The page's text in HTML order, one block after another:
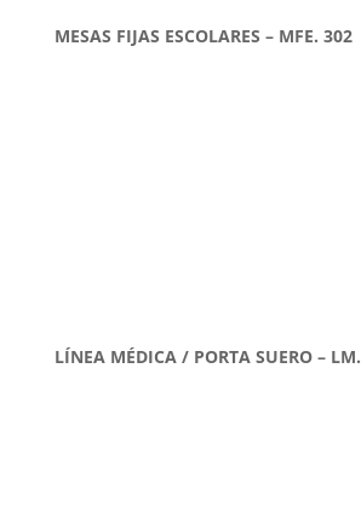
MESAS FIJAS ESCOLARES – MFE. 302
LÍNEA MÉDICA / PORTA SUERO –